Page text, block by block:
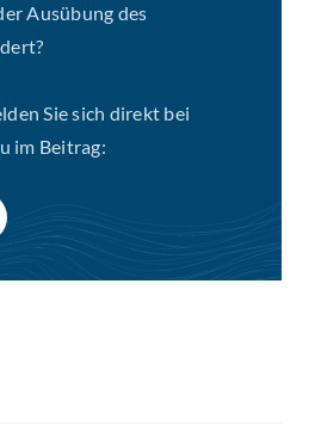
Ausübung des
Sie sich direkt bei
im Beitrag: